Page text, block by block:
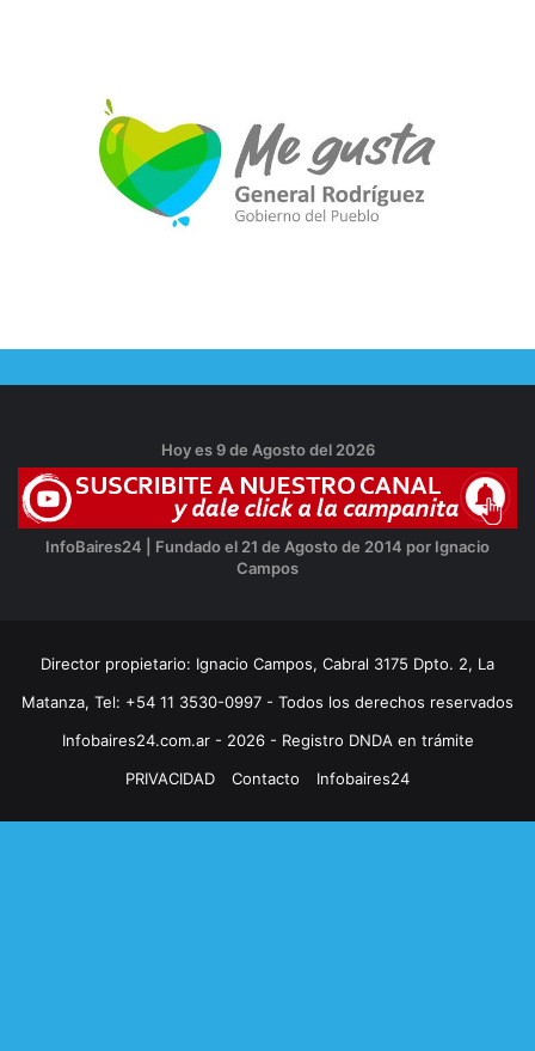
Hoy es 9 de Agosto del 2026
InfoBaires24 | Fundado el 21 de Agosto de 2014 por Ignacio
Campos
Director propietario: Ignacio Campos, Cabral 3175 Dpto. 2, La
Matanza, Tel: +54 11 3530-0997 - Todos los derechos reservados
Infobaires24.com.ar - 2026 - Registro DNDA en trámite
PRIVACIDAD
Contacto Infobaires24